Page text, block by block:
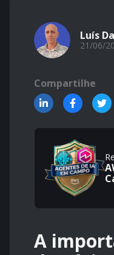
Luís
21/06/
Compartilhe
A